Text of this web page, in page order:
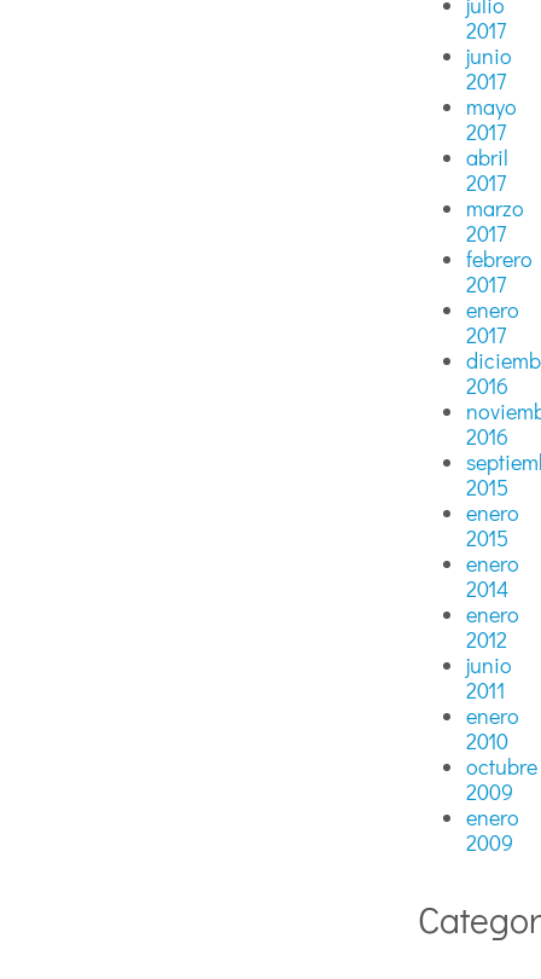
2017
junio
2017
mayo
2017
abril
2017
marzo
2017
febrero
2017
enero
2017
2016
2016
2015
enero
2015
enero
2014
enero
2012
junio
2011
enero
2010
octubre
2009
enero
2009